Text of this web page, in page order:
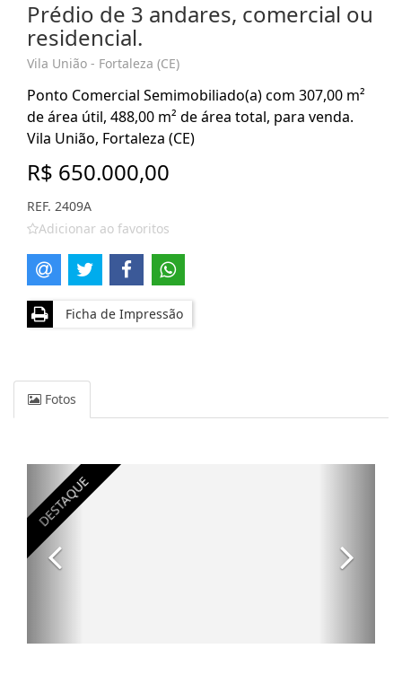
Prédio de 3 andares, comercial ou
residencial.
Vila União - Fortaleza (CE)
Ponto Comercial Semimobiliado(a) com 307,00 m²
de área útil, 488,00 m² de área total, para venda.
Vila União, Fortaleza (CE)
R$ 650.000,00
REF. 2409A
Adicionar ao favoritos
Ficha de Impressão
Fotos